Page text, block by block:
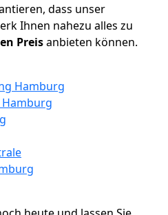
dass unser
Ihnen nahezu alles zu
Preisanbieten können.
Hamburg